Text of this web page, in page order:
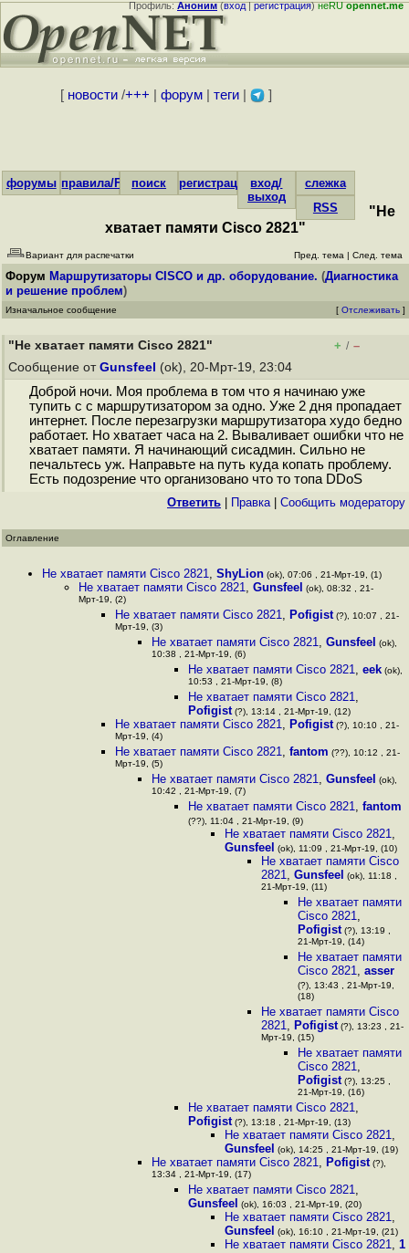
Профиль:Аноним(вход|регистрация)неRUopennet.me
[ новости/+++ форум| теги| ]
форумы правила/FAQпоиск регистрациявход/
выход
слежка
RSS
"Не
хватает памяти Cisco 2821"
Вариант для распечатки Пред. тема | След. тема
Форум Маршрутизаторы CISCO и др. оборудование. (Диагностика
и решение проблем)
Изначальное сообщение [ Отслеживать ]
"Не хватает памяти Cisco 2821" + / –
Сообщение от Gunsfeel (ok), 20-Мрт-19, 23:04
Доброй ночи. Моя проблема в том что я начинаю уже
тупить с с маршрутизатором за одно. Уже 2 дня пропадает
интернет. После перезагрузки маршрутизатора худо бедно
работает. Но хватает часа на 2. Вываливает ошибки что не
хватает памяти. Я начинающий сисадмин. Сильно не
печальтесь уж. Направьте на путь куда копать проблему.
Есть подозрение что организовано что то топа DDoS
Ответить Правка| Cообщить модератору
Оглавление
Не хватает памяти Cisco 2821, ShyLion (ok), 07:06 , 21-Мрт-19, (1)
Не хватает памяти Cisco 2821, Gunsfeel (ok), 08:32 , 21-
Мрт-19, (2)
Не хватает памяти Cisco 2821, Pofigist (?), 10:07 , 21-
Мрт-19, (3)
Не хватает памяти Cisco 2821, Gunsfeel (ok),
10:38 , 21-Мрт-19, (6)
Не хватает памяти Cisco 2821, eek (ok),
10:53 , 21-Мрт-19, (8)
Не хватает памяти Cisco 2821,
Pofigist (?), 13:14 , 21-Мрт-19, (12)
Не хватает памяти Cisco 2821, Pofigist (?), 10:10 , 21-
Мрт-19, (4)
Не хватает памяти Cisco 2821, fantom (??), 10:12 , 21-
Мрт-19, (5)
Не хватает памяти Cisco 2821, Gunsfeel (ok),
10:42 , 21-Мрт-19, (7)
Не хватает памяти Cisco 2821, fantom
(??), 11:04 , 21-Мрт-19, (9)
Не хватает памяти Cisco 2821,
Gunsfeel
(ok), 11:09 , 21-Мрт-19, (10)
Не хватает памяти Cisco
2821, Gunsfeel (ok), 11:18 ,
21-Мрт-19, (11)
Не хватает памяти
Cisco 2821,
Pofigist (?), 13:19 ,
21-Мрт-19, (14)
Не хватает памяти
Cisco 2821, asser
(?), 13:43 , 21-Мрт-19,
(18)
Не хватает памяти Cisco
2821, Pofigist (?), 13:23 , 21-
Мрт-19, (15)
Не хватает памяти
Cisco 2821,
Pofigist (?), 13:25 ,
21-Мрт-19, (16)
Не хватает памяти Cisco 2821,
Pofigist (?), 13:18 , 21-Мрт-19, (13)
Не хватает памяти Cisco 2821,
Gunsfeel
(ok), 14:25 , 21-Мрт-19, (19)
Не хватает памяти Cisco 2821, Pofigist (?),
13:34 , 21-Мрт-19, (17)
Не хватает памяти Cisco 2821,
Gunsfeel
(ok), 16:03 , 21-Мрт-19, (20)
Не хватает памяти Cisco 2821,
Gunsfeel
(ok), 16:10 , 21-Мрт-19, (21)
Не хватает памяти Cisco 2821, 1